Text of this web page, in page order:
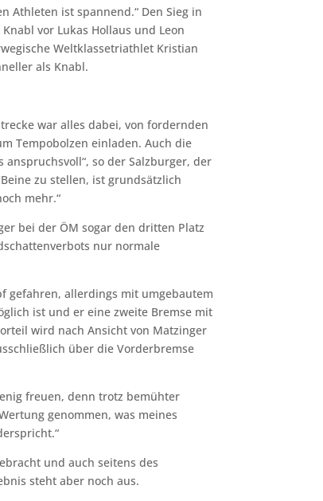
Athleten ist spannend.“ Den Sieg in
vor Lukas Hollaus und Leon
Weltklassetriathlet Kristian
als Knabl.
war alles dabei, von fordernden
Tempobolzen einladen. Auch die
so der Salzburger, der
zu stellen, ist grundsätzlich
mehr.“
bei der ÖM sogar den dritten Platz
nur normale
gefahren, allerdings mit umgebautem
ist und er eine zweite Bremse mit
wird nach Ansicht von Matzinger
über die Vorderbremse
freuen, denn trotz bemühter
genommen, was meines
und auch seitens des
steht aber noch aus.